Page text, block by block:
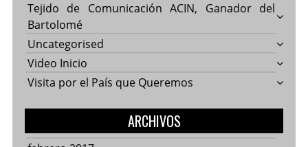
Tejido de Comunicación ACIN, Ganador del
Bartolomé
Uncategorised
Video Inicio
Visita por el País que Queremos
ARCHIVOS